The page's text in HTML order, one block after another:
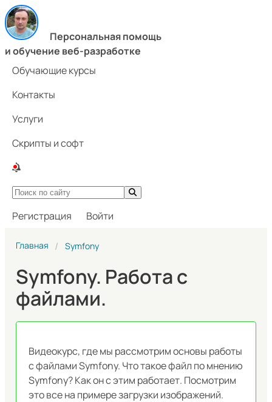
Персональная помощь
и обучение веб-разработке
Обучающие курсы
Контакты
Услуги
Скрипты и софт
Регистрация Войти
Главная Symfony
Symfony. Работа с
файлами.
Видеокурс, где мы рассмотрим основы работы
с файлами Symfony. Что такое файл по мнению
Symfony? Как он с этим работает. Посмотрим
это все на примере загрузки изображений.